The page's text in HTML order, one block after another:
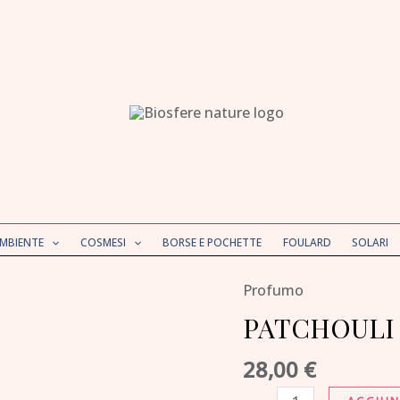
COSMESI BORSE E POCHETTE FOULARD SOLARI
Profumo
28,00 €
PATCHOULI
NERO
15
ml